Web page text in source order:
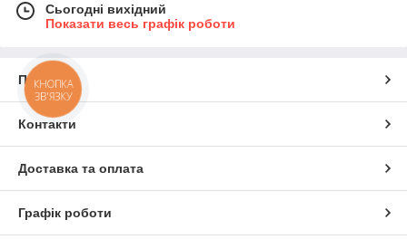
Сьогодні вихідний
Показати весь графік роботи
Про нас
Контакти
Доставка та оплата
Графік роботи
КНОПКА
ЗВ'ЯЗКУ